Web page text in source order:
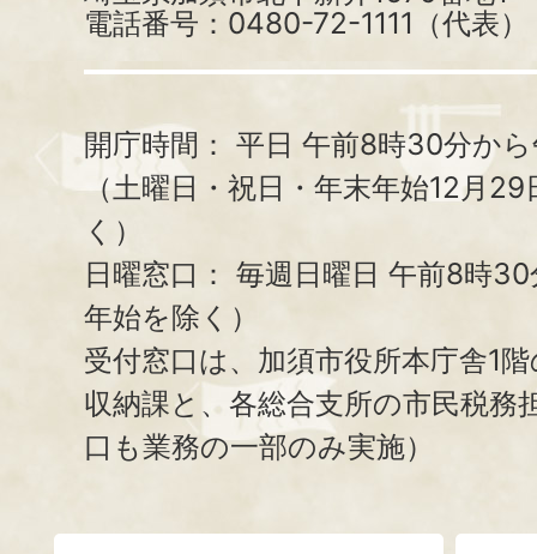
電話番号：0480-72-1111（代表）
開庁時間： 平日 午前8時30分か
（土曜日・祝日・年末年始12月
く）
日曜窓口： 毎週日曜日 午前8時
年始を除く）
受付窓口は、加須市役所本庁舎1
収納課と、 各総合支所の市民税務
口も業務の一部のみ実施）